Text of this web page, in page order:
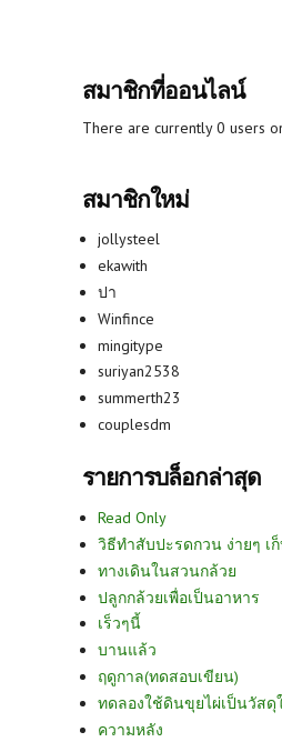
สมาชิกที่ออนไลน์
There are currently 0 users
สมาชิกใหม่
jollysteel
ekawith
ปา
Winfince
mingitype
suriyan2538
summerth23
couplesdm
รายการบล็อกล่าสุด
Read Only
วิธีทำสับปะรดกวน ง่ายๆ เ
ทางเดินในสวนกล้วย
ปลูกกล้วยเพื่อเป็นอาหาร
เร็วๆนี้
บานแล้ว
ฤดูกาล(ทดสอบเขียน)
ทดลองใช้ดินขุยไผ่เป็นวัส
ความหลัง